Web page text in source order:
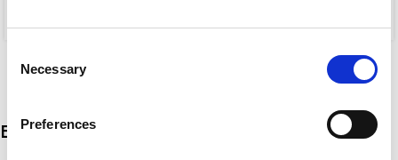
Selection
Necessary
Preferences
Είδατε πρόσφατα